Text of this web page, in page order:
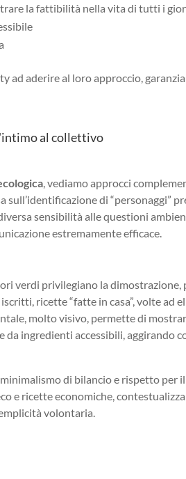
la fattibilità nella vita di tutti i
ad aderire al loro approccio,
al collettivo
, vediamo approcci
di “personaggi”
sensibilità alle questioni
estremamente efficace.
verdi privilegiano la dimostrazione,
ricette “fatte in casa”, volte ad
molto visivo, permette di
ingredienti accessibili, aggirando
di bilancio e rispetto per
e ricette economiche,
volontaria.